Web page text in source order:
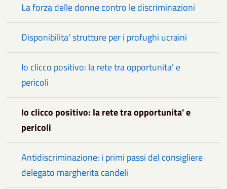
La forza delle donne contro le discriminazioni
Disponibilita' strutture per i profughi ucraini
Io clicco positivo: la rete tra opportunita' e
pericoli
Io clicco positivo: la rete tra opportunita' e
pericoli
Antidiscriminazione: i primi passi del consigliere
delegato margherita candeli